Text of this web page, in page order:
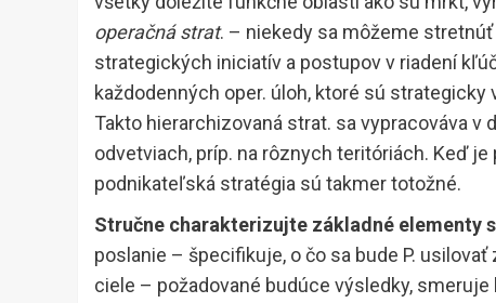
operačná strat. – niekedy sa môžeme
strategických iniciatív a postupov v riadení
každodenných oper. úloh, ktoré sú strategicky
Takto hierarchizovaná strat. sa vypracováva
odvetviach, príp. na rôznych teritóriách. Keď
podnikateľská stratégia sú takmer totožné.
Stručne charakterizujte základné elementy
poslanie – špecifikuje, o čo sa bude P. usilovať
ciele – požadované budúce výsledky, smeruje